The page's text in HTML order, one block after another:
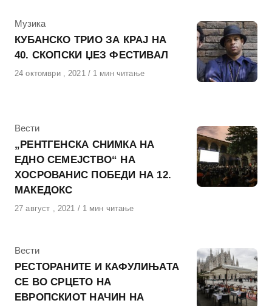
КАтегорија
Музика
КУБАНСКО ТРИО ЗА КРАЈ НА
40. СКОПСКИ ЏЕЗ ФЕСТИВАЛ
Објавено
24 октомври , 2021 1 мин читање
КАтегорија
Вести
„РЕНТГЕНСКА СНИМКА НА
ЕДНО СЕМЕЈСТВО“ НА
ХОСРОВАНИС ПОБЕДИ НА 12.
МАКЕДОКС
Објавено
27 август , 2021 1 мин читање
КАтегорија
Вести
РЕСТОРАНИТЕ И КАФУЛИЊАТА
СЕ ВО СРЦЕТО НА
ЕВРОПСКИОТ НАЧИН НА